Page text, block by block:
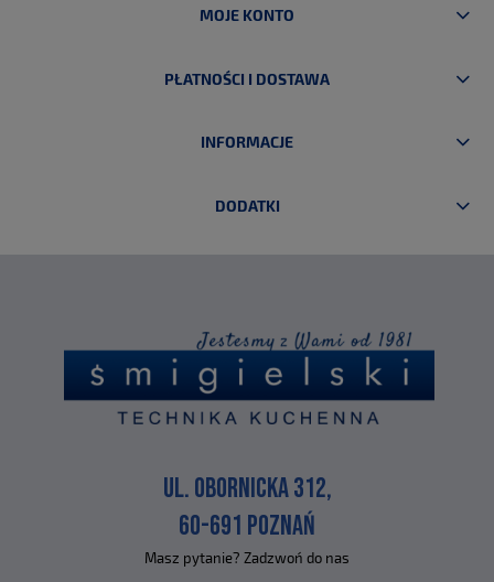
MOJE KONTO
PŁATNOŚCI I DOSTAWA
INFORMACJE
DODATKI
UL. OBORNICKA 312,
60-691 POZNAŃ
Masz pytanie? Zadzwoń do nas